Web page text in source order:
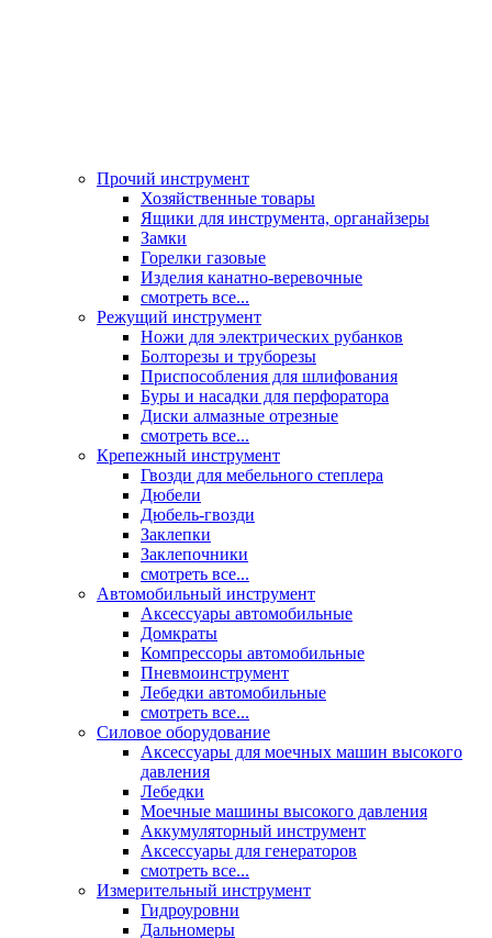
Прочий инструмент
Хозяйственные товары
Ящики для инструмента, органайзеры
Замки
Горелки газовые
Изделия канатно-веревочные
смотреть все...
Режущий инструмент
Ножи для электрических рубанков
Болторезы и труборезы
Приспособления для шлифования
Буры и насадки для перфоратора
Диски алмазные отрезные
смотреть все...
Крепежный инструмент
Гвозди для мебельного степлера
Дюбели
Дюбель-гвозди
Заклепки
Заклепочники
смотреть все...
Автомобильный инструмент
Аксессуары автомобильные
Домкраты
Компрессоры автомобильные
Пневмоинструмент
Лебедки автомобильные
смотреть все...
Силовое оборудование
Аксессуары для моечных машин высокого
давления
Лебедки
Моечные машины высокого давления
Аккумуляторный инструмент
Аксессуары для генераторов
смотреть все...
Измерительный инструмент
Гидроуровни
Дальномеры